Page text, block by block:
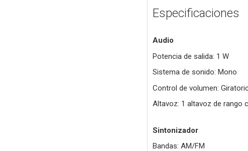
Especificaciones
Audio
Potencia de salida: 1 W
Sistema de sonido: Mono
Control de volumen:
Altavoz: 1 altavoz de rango
Sintonizador
Bandas: AM/FM